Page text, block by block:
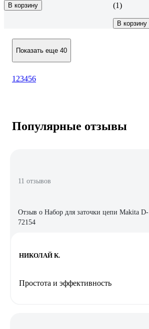
В корзину
(1)
В корзину
Показать еще 40
1 23456
Популярные отзывы
11 отзывов
Отзыв о Набор для заточки цепи Makita D-
72154
НИКОЛАЙ К.
Простота и эффективность